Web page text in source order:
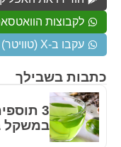
כתבות בשבילך
3
במשקל
לקבוצות
עקבו ב-X (טוויטר)